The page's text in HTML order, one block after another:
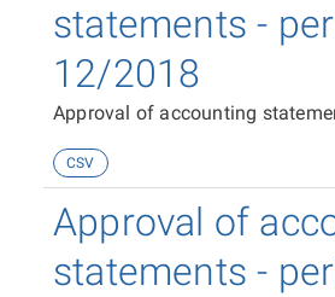
statements -
12/2018
Approval of accounting
CSV
Approval of
statements -